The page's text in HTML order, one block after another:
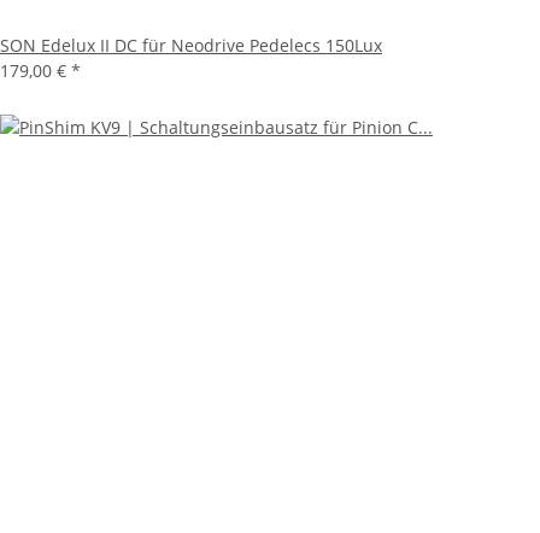
SON Edelux II DC für Neodrive Pedelecs 150Lux
179,00 € *